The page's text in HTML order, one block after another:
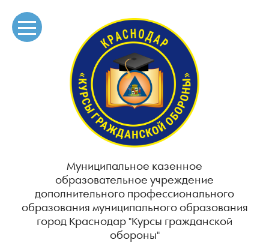
Муниципальное казенное
образовательное учреждение
дополнительного профессионального
образования муниципального образования
город Краснодар "Курсы гражданской
обороны"